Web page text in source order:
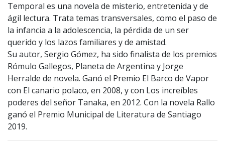
Temporal es una novela de misterio, entretenida y de
ágil lectura. Trata temas transversales, como el paso de
la infancia a la adolescencia, la pérdida de un ser
querido y los lazos familiares y de amistad.
Su autor, Sergio Gómez, ha sido finalista de los premios
Rómulo Gallegos, Planeta de Argentina y Jorge
Herralde de novela. Ganó el Premio El Barco de Vapor
con El canario polaco, en 2008, y con Los increíbles
poderes del señor Tanaka, en 2012. Con la novela Rallo
ganó el Premio Municipal de Literatura de Santiago
2019.